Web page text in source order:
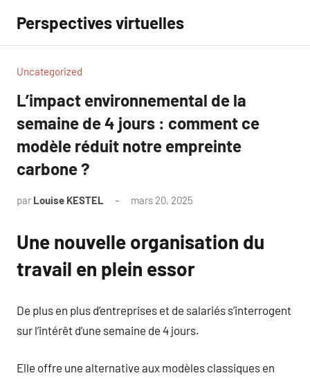
contenu
Perspectives virtuelles
Uncategorized
L’impact environnemental de la
semaine de 4 jours : comment ce
modèle réduit notre empreinte
carbone ?
par Louise KESTEL mars 20, 2025
Une nouvelle organisation du
travail en plein essor
De plus en plus d’entreprises et de salariés s’interrogent
sur l’intérêt d’une semaine de 4 jours.
Elle offre une alternative aux modèles classiques en